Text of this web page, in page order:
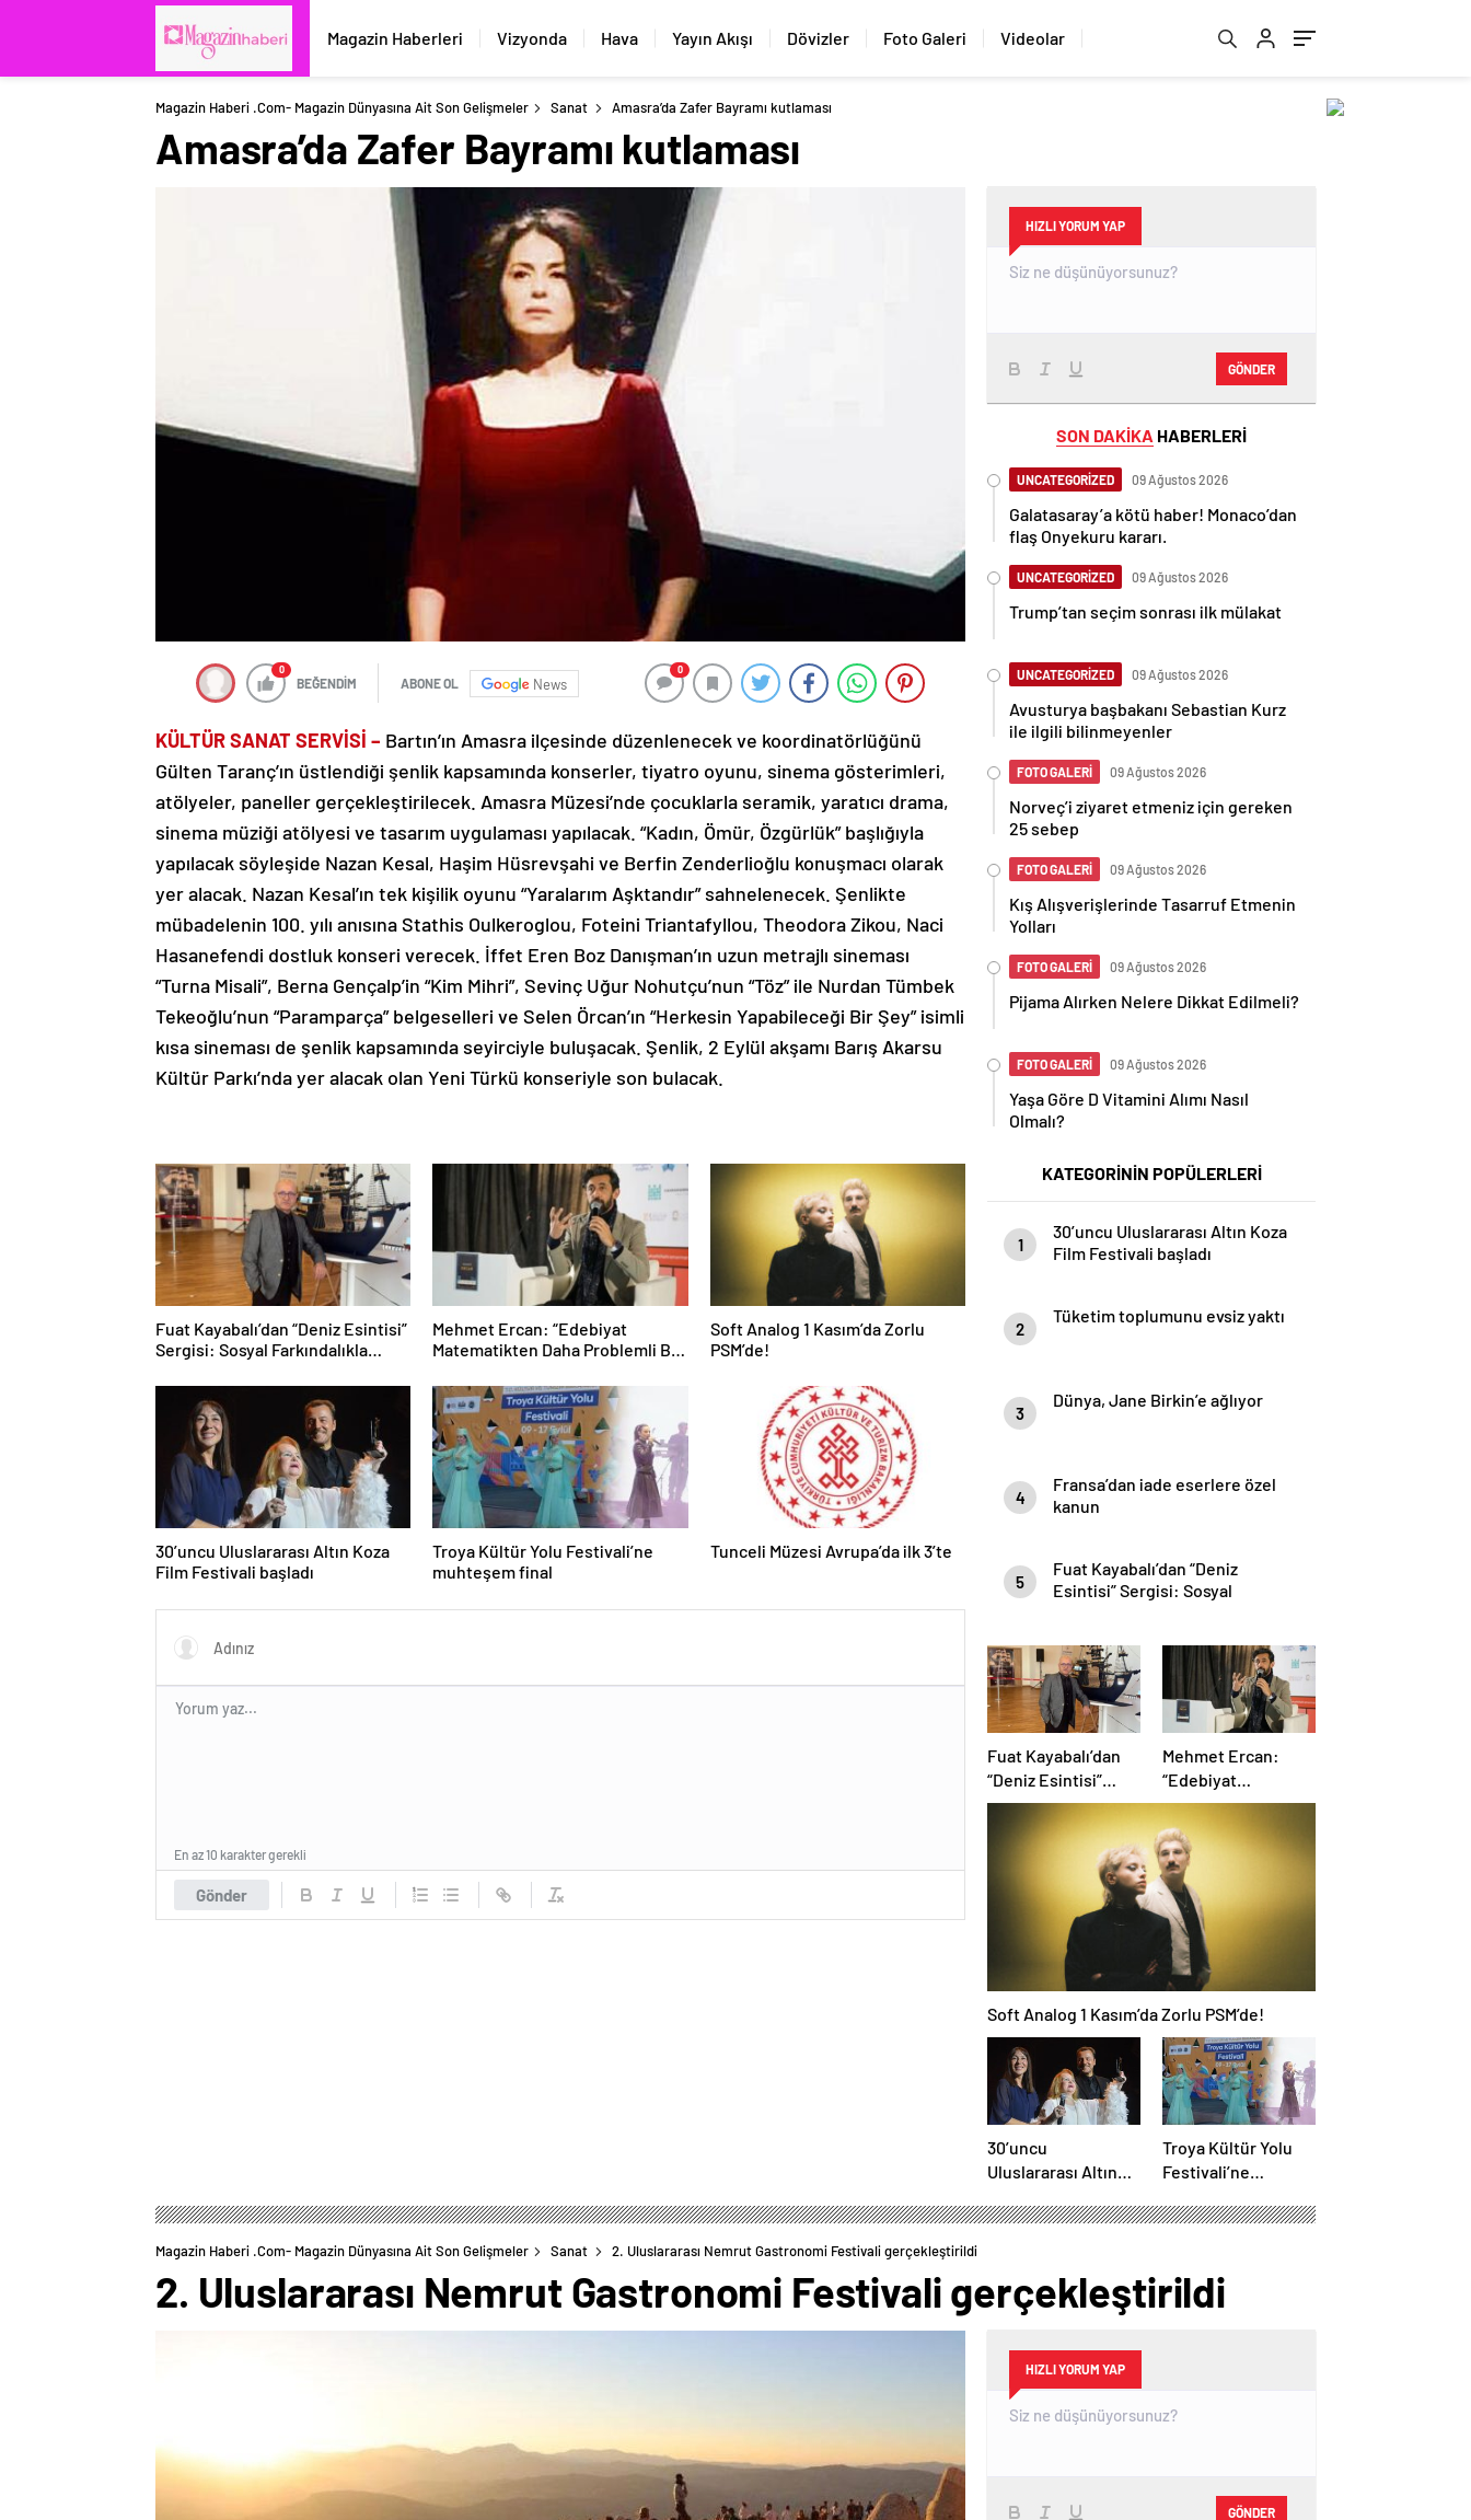
Magazin Haberleri Vizyonda Hava Yayın Akışı Dövizler Foto Galeri Videolar
Magazin Haberi .com- Magazin Dünyasına Ait Son Gelişmeler Sanat Amasra’da Zafer Bayramı kutlaması
Amasra’da Zafer Bayramı kutlaması
0
BEĞENDİM ABONE OL News
0
KÜLTÜR SANAT SERVİSİ – Bartın’ın Amasra ilçesinde düzenlenecek ve koordinatörlüğünü
Gülten Taranç’ın üstlendiği şenlik kapsamında konserler, tiyatro oyunu, sinema gösterimleri,
atölyeler, paneller gerçekleştirilecek. Amasra Müzesi’nde çocuklarla seramik, yaratıcı drama,
sinema müziği atölyesi ve tasarım uygulaması yapılacak. “Kadın, Ömür, Özgürlük” başlığıyla
yapılacak söyleşide Nazan Kesal, Haşim Hüsrevşahi ve Berfin Zenderlioğlu konuşmacı olarak
yer alacak. Nazan Kesal’ın tek kişilik oyunu “Yaralarım Aşktandır” sahnelenecek. Şenlikte
mübadelenin 100. yılı anısına Stathis Oulkeroglou, Foteini Triantafyllou, Theodora Zikou, Naci
Hasanefendi dostluk konseri verecek. İffet Eren Boz Danışman’ın uzun metrajlı sineması
“Turna Misali”, Berna Gençalp’in “Kim Mihri”, Sevinç Uğur Nohutçu’nun “Töz” ile Nurdan Tümbek
Tekeoğlu’nun “Paramparça” belgeselleri ve Selen Örcan’ın “Herkesin Yapabileceği Bir Şey” isimli
kısa sineması de şenlik kapsamında seyirciyle buluşacak. Şenlik, 2 Eylül akşamı Barış Akarsu
Kültür Parkı’nda yer alacak olan Yeni Türkü konseriyle son bulacak.
Fuat Kayabalı’dan “Deniz Esintisi”
Sergisi: Sosyal Farkındalıkla
Mehmet Ercan: “Edebiyat
Matematikten Daha Problemli Bir
Soft Analog 1 Kasım’da Zorlu
PSM’de!
30’uncu Uluslararası Altın Koza
Film Festivali başladı
Troya Kültür Yolu Festivali’ne
muhteşem final
Tunceli Müzesi Avrupa’da ilk 3’te
Gönder
En az 10 karakter gerekli
HIZLI YORUM YAP
GÖNDER
SON DAKİKA HABERLERİ
UNCATEGORİZED 09 Ağustos 2026
Galatasaray’a kötü haber! Monaco’dan
flaş Onyekuru kararı.
UNCATEGORİZED 09 Ağustos 2026
Trump’tan seçim sonrası ilk mülakat
UNCATEGORİZED 09 Ağustos 2026
Avusturya başbakanı Sebastian Kurz
ile ilgili bilinmeyenler
FOTO GALERİ 09 Ağustos 2026
Norveç’i ziyaret etmeniz için gereken
25 sebep
FOTO GALERİ 09 Ağustos 2026
Kış Alışverişlerinde Tasarruf Etmenin
Yolları
FOTO GALERİ 09 Ağustos 2026
Pijama Alırken Nelere Dikkat Edilmeli?
FOTO GALERİ 09 Ağustos 2026
Yaşa Göre D Vitamini Alımı Nasıl
Olmalı?
KATEGORİNİN POPÜLERLERİ
1
30’uncu Uluslararası Altın Koza
Film Festivali başladı
2
Tüketim toplumunu evsiz yaktı
3
Dünya, Jane Birkin’e ağlıyor
4
Fransa’dan iade eserlere özel
kanun
5
Fuat Kayabalı’dan “Deniz
Esintisi” Sergisi: Sosyal
Fuat Kayabalı’dan
“Deniz Esintisi”
Sergisi: Sosyal
Farkındalıkla Sanat
Mehmet Ercan:
“Edebiyat
Matematikten Daha
Problemli Bir
Mesele”
Soft Analog 1 Kasım’da Zorlu PSM’de!
30’uncu
Uluslararası Altın
başladı
Troya Kültür Yolu
Festivali’ne
Magazin Haberi .com- Magazin Dünyasına Ait Son Gelişmeler Sanat 2. Uluslararası Nemrut Gastronomi Festivali gerçekleştirildi
2. Uluslararası Nemrut Gastronomi Festivali gerçekleştirildi
HIZLI YORUM YAP
GÖNDER